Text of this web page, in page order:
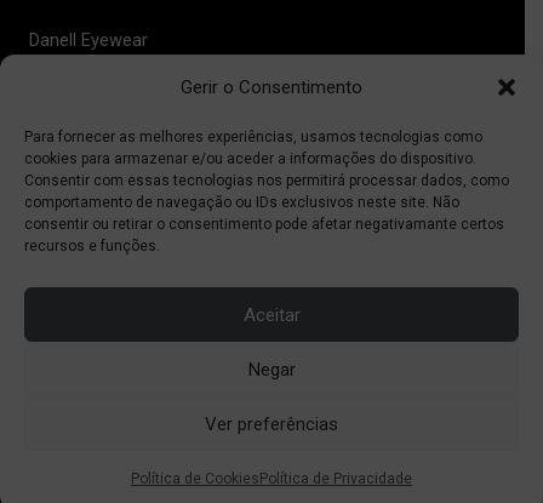
Gerir o Consentimento
Para fornecer as melhores experiências, usamos tecnologias como
cookies para armazenar e/ou aceder a informações do dispositivo.
Consentir com essas tecnologias nos permitirá processar dados, como
comportamento de navegação ou IDs exclusivos neste site. Não
consentir ou retirar o consentimento pode afetar negativamante certos
recursos e funções.
Aceitar
Negar
Ver preferências
Política de Cookies Política de Privacidade
Danell Eyewear
Ajuda
Prooptica